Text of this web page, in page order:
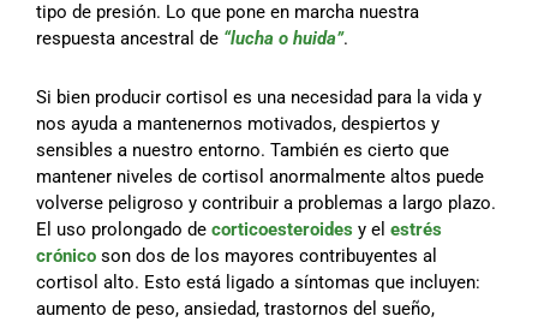
tipo de presión. Lo que pone en marcha nuestra
respuesta ancestral de “lucha o huida”.
Si bien producir cortisol es una necesidad para la vida y
nos ayuda a mantenernos motivados, despiertos y
sensibles a nuestro entorno. También es cierto que
mantener niveles de cortisol anormalmente altos puede
volverse peligroso y contribuir a problemas a largo plazo.
El uso prolongado de corticoesteroides y el estrés
crónico son dos de los mayores contribuyentes al
cortisol alto. Esto está ligado a síntomas que incluyen:
aumento de peso, ansiedad, trastornos del sueño,